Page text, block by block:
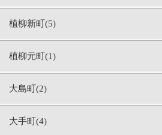
植柳新町(5)
植柳元町(1)
大島町(2)
大手町(4)